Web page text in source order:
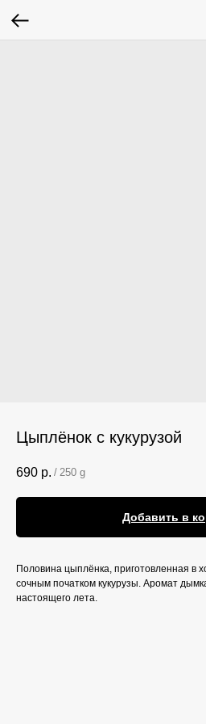
Цыплёнок с кукурузой
690 р. / 250 g
Добавить в
Половина цыплёнка, приготовленная в
сочным початком кукурузы. Аромат
настоящего лета.